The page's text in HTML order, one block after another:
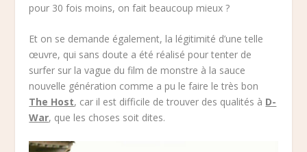
pour 30 fois moins, on fait beaucoup mieux ?
Et on se demande également, la légitimité d’une telle
œuvre, qui sans doute a été réalisé pour tenter de
surfer sur la vague du film de monstre à la sauce
nouvelle génération comme a pu le faire le très bon
The Host, car il est difficile de trouver des qualités à D-
War, que les choses soit dites.